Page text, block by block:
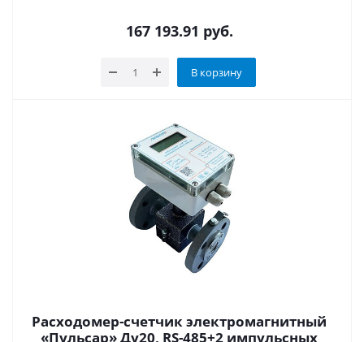
167 193.91 руб.
В корзину
Расходомер-счетчик электромагнитный
«Пульсар» Ду20, RS-485+2 импульсных